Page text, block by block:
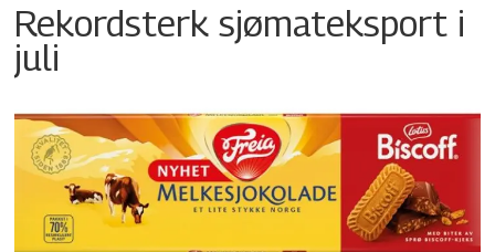
Rekordsterk sjømateksport i
juli